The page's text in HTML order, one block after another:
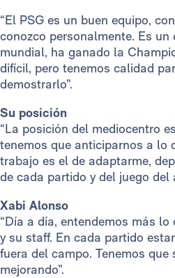
“El PSG es un buen equipo,
conozco personalmente. Es
mundial, ha ganado la
difícil, pero tenemos calidad
demostrarlo”.
Su posición
“La posición del mediocentro
tenemos que anticiparnos a lo
trabajo es el de adaptarme,
de cada partido y del juego del
Xabi Alonso
“Día a día, entendemos más
y su staff. En cada partido
fuera del campo. Tenemos
mejorando”.